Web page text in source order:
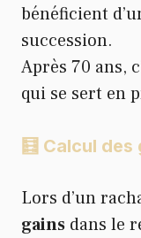
bénéficient
succession.
Après 70 ans,
qui se sert en
🧮 Calcul
Lors d’un
gains dans le